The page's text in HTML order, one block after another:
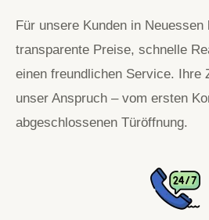
Für unsere Kunden in Neuessen
transparente Preise, schnelle
einen freundlichen Service. Ihre
unser Anspruch – vom ersten
abgeschlossenen Türöffnung.